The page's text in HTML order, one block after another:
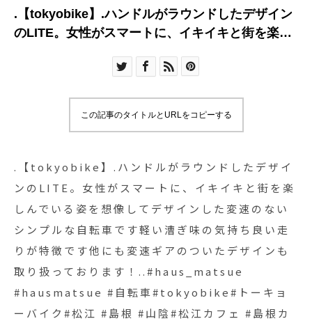
.【tokyobike】.ハンドルがラウンドしたデザイン
のLITE。女性がスマートに、イキイキと街を楽し
ンプルな自転車です︎軽い漕ぎ味の気持ち良い走り
り扱っております！..#haus_matsue
この記事のタイトルとURLをコピーする
.【tokyobike】.ハンドルがラウンドしたデザイ
ンのLITE。女性がスマートに、イキイキと街を楽
しんでいる姿を想像してデザインした変速のない
シンプルな自転車です︎軽い漕ぎ味の気持ち良い走
りが特徴です他にも変速ギアのついたデザインも
取り扱っております！..#haus_matsue
#hausmatsue #自転車#tokyobike#トーキョ
ーバイク#松江 #島根 #山陰#松江カフェ #島根カ